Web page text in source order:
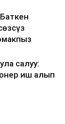
салуу:
иш алып